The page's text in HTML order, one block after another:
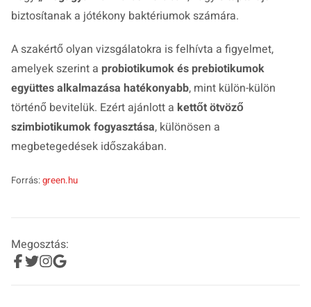
biztosítanak a jótékony baktériumok számára.
A szakértő olyan vizsgálatokra is felhívta a figyelmet,
amelyek szerint a probiotikumok és prebiotikumok
együttes alkalmazása hatékonyabb, mint külön-külön
történő bevitelük. Ezért ajánlott a kettőt ötvöző
szimbiotikumok fogyasztása, különösen a
megbetegedések időszakában.
Forrás:green.hu
Megosztás: